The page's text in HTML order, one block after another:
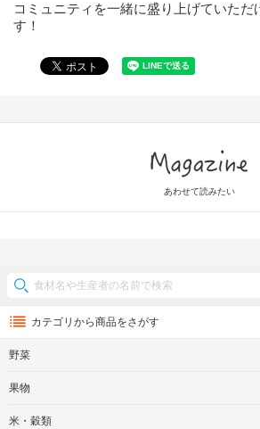
コミュニティを一緒に盛り上げていただ
す！
あわせて読みたい
カテゴリから商品をさがす
野菜
果物
米・穀類